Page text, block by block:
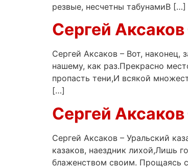
резвые, несчетны табунамиВ […]
Сергей Аксаков
Сергей Аксаков – Вот, наконец,
нашему, как раз.Прекрасно
пропасть тени,И всякой
[…]
Сергей
Сергей Аксаков – Уральский
казаков, наездник лихой,Лишь
блаженством своим. Прощаясь